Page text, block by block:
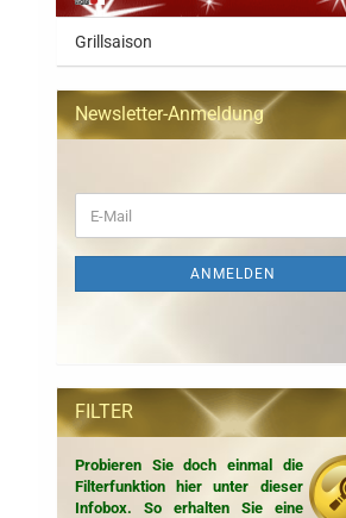
Grillsaison
Newsletter-Anmeldung
ZUR
E-
Mail
ANMELDEN
FILTER
Probieren Sie doch einmal die
Filterfunktion hier unter dieser
Infobox. So erhalten Sie eine